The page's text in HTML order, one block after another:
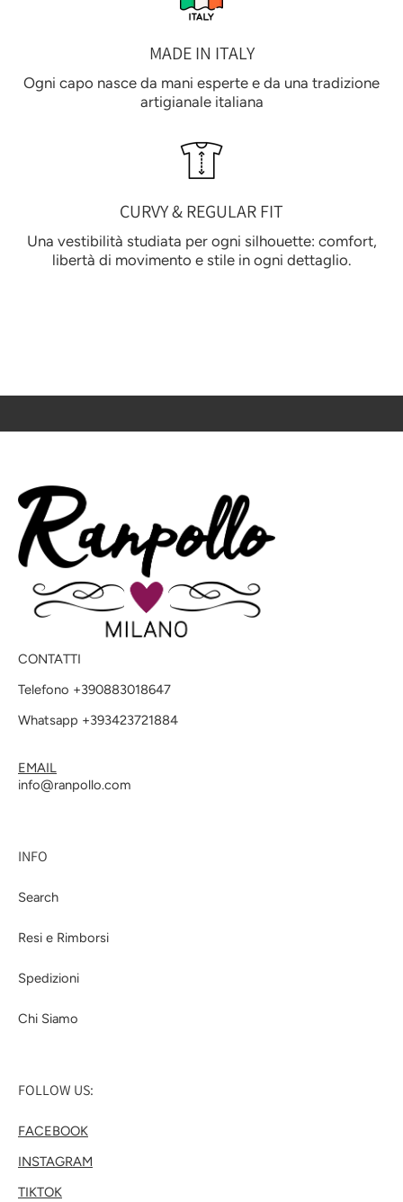
MADE IN ITALY
Ogni capo nasce da mani esperte e da una tradizione
artigianale italiana
CURVY & REGULAR FIT
Una vestibilità studiata per ogni silhouette: comfort,
libertà di movimento e stile in ogni dettaglio.
CONTATTI
Telefono +390883018647
Whatsapp +393423721884
EMAIL
info@ranpollo.com
INFO
Search
Resi e Rimborsi
Spedizioni
Chi Siamo
FOLLOW US:
FACEBOOK
INSTAGRAM
TIKTOK